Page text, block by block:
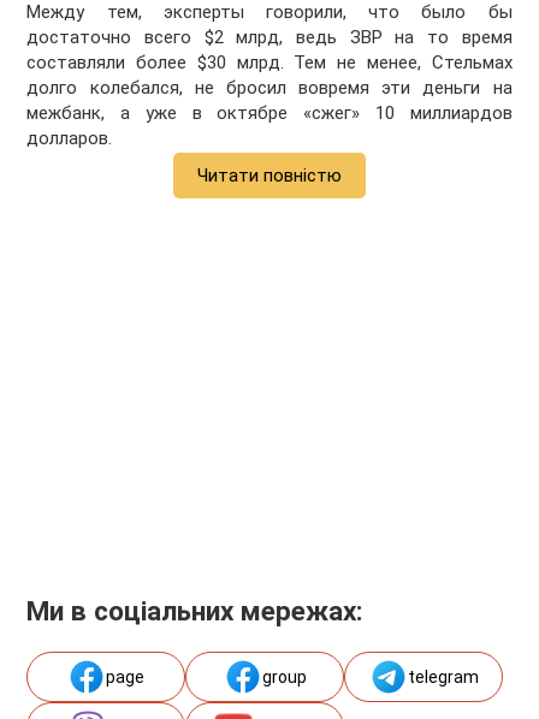
Между тем, эксперты говорили, что было бы
достаточно всего $2 млрд, ведь ЗВР на то время
составляли более $30 млрд. Тем не менее, Стельмах
долго колебался, не бросил вовремя эти деньги на
межбанк, а уже в октябре «сжег» 10 миллиардов
долларов.
Читати повністю
Ми в соціальних мережах:
page group telegram